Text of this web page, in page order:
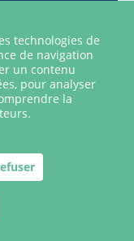
technologies de
de navigation
un contenu
pour analyser
la